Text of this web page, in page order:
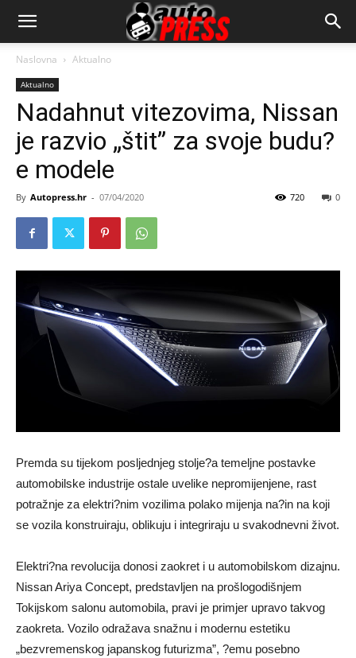
AutopressHR
Naslovna Aktualno
Aktualno
Nadahnut vitezovima, Nissan
je razvio „štit” za svoje budu?
e modele
By Autopress.hr - 07/04/2020 0
720
Premda su tijekom posljednjeg stolje?a temeljne postavke
automobilske industrije ostale uvelike nepromijenjene, rast
potražnje za elektri?nim vozilima polako mijenja na?in na koji
se vozila konstruiraju, oblikuju i integriraju u svakodnevni život.
Elektri?na revolucija donosi zaokret i u automobilskom dizajnu.
Nissan Ariya Concept, predstavljen na prošlogodišnjem
Tokijskom salonu automobila, pravi je primjer upravo takvog
zaokreta. Vozilo odražava snažnu i modernu estetiku
„bezvremenskog japanskog futurizma”, ?emu posebno